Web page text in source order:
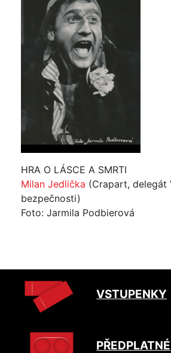
HRA O LÁSCE A SMRTI
Milan Jedlička (Crapart, delegát
bezpečnosti)
Foto: Jarmila Podbierová
VSTUPENKY
PŘEDPLATNÉ